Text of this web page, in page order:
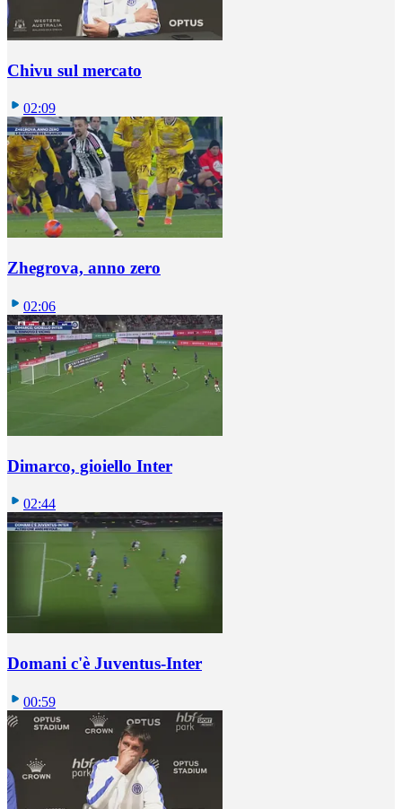
Chivu sul mercato
02:09
Zhegrova, anno zero
02:06
Dimarco, gioiello Inter
02:44
Domani c'è Juventus-Inter
00:59